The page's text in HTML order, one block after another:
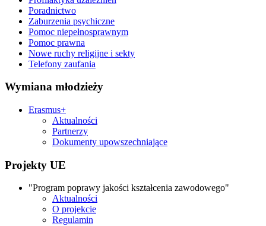
Poradnictwo
Zaburzenia psychiczne
Pomoc niepełnosprawnym
Pomoc prawna
Nowe ruchy religijne i sekty
Telefony zaufania
Wymiana młodzieży
Erasmus+
Aktualności
Partnerzy
Dokumenty upowszechniające
Projekty UE
"Program poprawy jakości kształcenia zawodowego"
Aktualności
O projekcie
Regulamin